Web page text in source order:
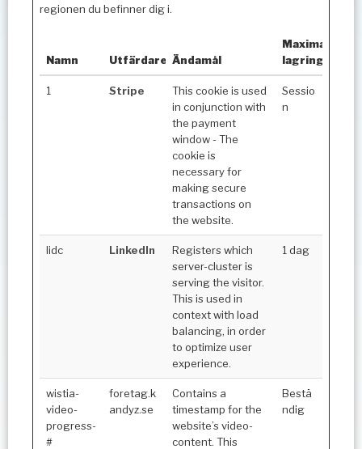
regionen du befinner dig i.
Namn Utfärdare Ändamål
Maximal
lagringstid
1 Stripe
This cookie is used
in conjunction with
the payment
window - The
cookie is
necessary for
making secure
transactions on
the website.
Sessio
n
lidc LinkedIn
Registers which
server-cluster is
serving the visitor.
This is used in
context with load
balancing, in order
to optimize user
experience.
1 dag
wistia-
video-
progress-
#
foretag.k
andyz.se
Contains a
timestamp for the
website’s video-
content. This
Bestä
ndig